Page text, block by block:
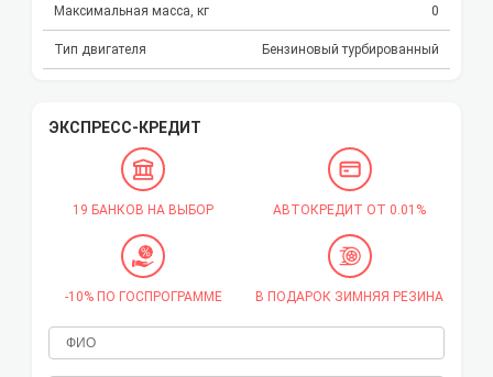
Максимальная масса, кг 0
Тип двигателя Бензиновый турбированный
ЭКСПРЕСС-КРЕДИТ
19 БАНКОВ НА ВЫБОР АВТОКРЕДИТ ОТ 0.01%
-10% ПО ГОСПРОГРАММЕ В ПОДАРОК ЗИМНЯЯ РЕЗИНА